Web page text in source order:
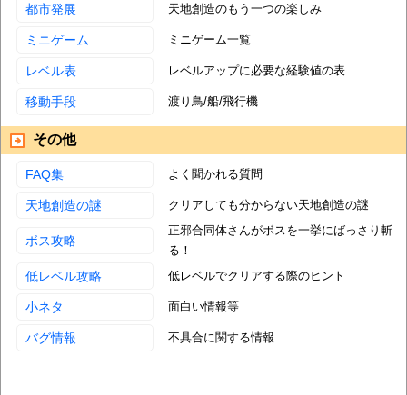
都市発展 天地創造のもう一つの楽しみ
ミニゲーム ミニゲーム一覧
レベル表 レベルアップに必要な経験値の表
移動手段 渡り鳥/船/飛行機
その他
FAQ集 よく聞かれる質問
天地創造の謎 クリアしても分からない天地創造の謎
ボス攻略
正邪合同体さんがボスを一挙にばっさり斬
る！
低レベル攻略 低レベルでクリアする際のヒント
小ネタ 面白い情報等
バグ情報 不具合に関する情報